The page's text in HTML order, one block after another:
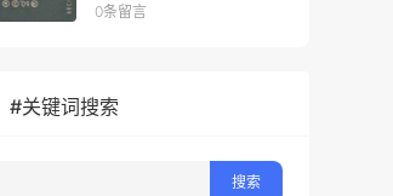
0条留言
#关键词搜索